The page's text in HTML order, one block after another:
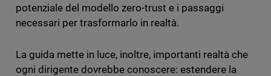
potenziale del modello zero-trust e i passaggi
necessari per trasformarlo in realtà.
La guida mette in luce, inoltre, importanti realtà che
ogni dirigente dovrebbe conoscere: estendere la